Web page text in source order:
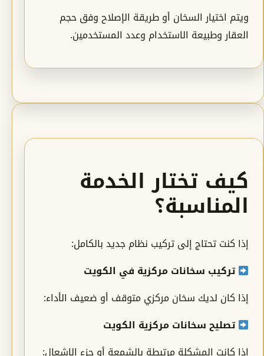
ويتم اختيار السخان أو طريقة الإصلاح وفق حجم
العقار وطبيعة الاستخدام وعدد المستخدمين.
كيف تختار الخدمة
المناسبة؟
إذا كنت تحتاج إلى تركيب نظام جديد بالكامل:
تركيب سخانات مركزية في الكويت
إذا كان لديك سخان مركزي متوقف أو ضعيف الأداء:
تصليح سخانات مركزية الكويت